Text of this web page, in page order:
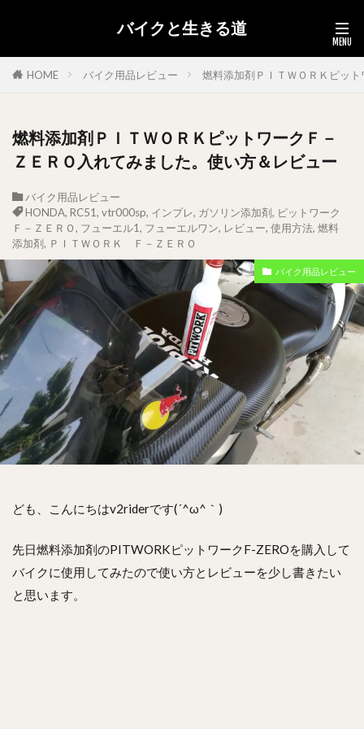
バイクと生きる道
HOME バイク用品レビュー 燃料添加剤ＰＩＴＷＯＲＫピッ
燃料添加剤ＰＩＴＷＯＲＫピットワークＦ－
ＺＥＲＯ入れてみました。使い方＆レビュー
バイク用品レビュー
HONDA, RC51, vtr000sp, インプレ, ガソリン添加剤, ピットワーク
Ｆ－ＺＥＲＯ, フューエル1, フューエルワン, レビュー, 使用方法, 燃料
添加剤, ＰＩＴＷＯＲＫ Ｆ－ＺＥＲＯ
バイク用品レビュー
ども、こんにちはv2riderです(´^ω^｀)
先日燃料添加剤のPITWORKピットワークF-ZEROを購入して
バイクに使用してみたので使い方とレビューを少し書きたい
と思います。